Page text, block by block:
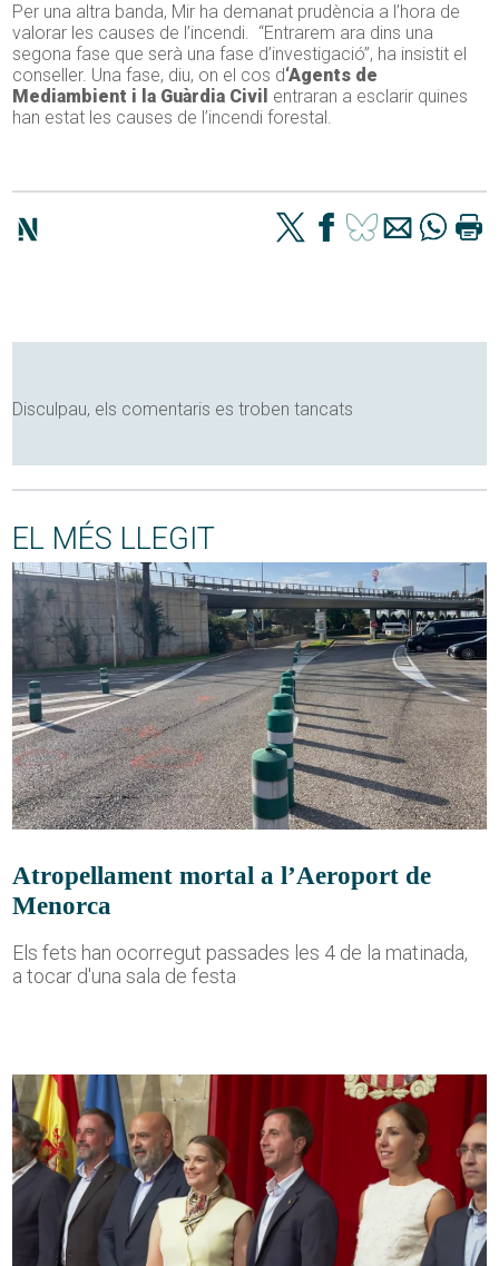
Per una altra banda, Mir ha demanat prudència a l’hora de
valorar les causes de l’incendi. “Entrarem ara dins una
segona fase que serà una fase d’investigació”, ha insistit el
conseller. Una fase, diu, on el cos d‘Agents de
Mediambient i la Guàrdia Civil entraran a esclarir quines
han estat les causes de l’incendi forestal.
Disculpau, els comentaris es troben tancats
EL MÉS LLEGIT
Atropellament mortal a l’Aeroport de
Menorca
Els fets han ocorregut passades les 4 de la matinada,
a tocar d'una sala de festa